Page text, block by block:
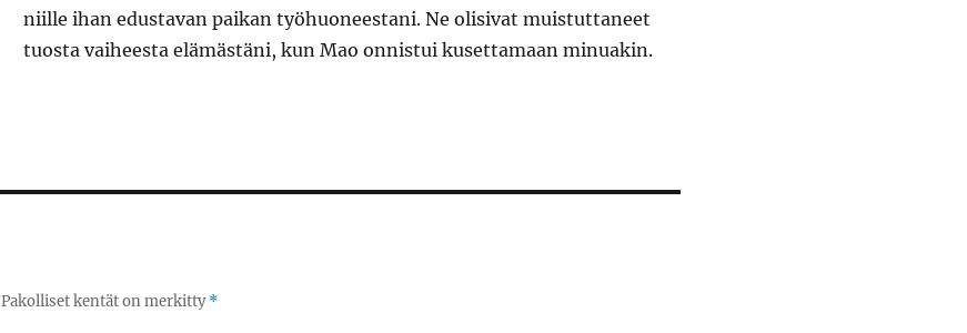
niille ihan edustavan paikan työhuoneestani. Ne olisivat muistuttaneet
tuosta vaiheesta elämästäni, kun Mao onnistui kusettamaan minuakin.
Pakolliset kentät on merkitty*